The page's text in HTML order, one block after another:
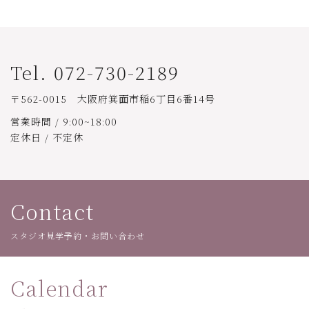
Tel. 072-730-2189
〒562-0015 大阪府箕面市稲6丁目6番14号
営業時間 / 9:00~18:00
定休日 / 不定休
Contact
スタジオ見学予約・お問い合わせ
Calendar